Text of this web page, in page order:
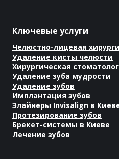
Ключевые услуги
Челюстно-лицевая
Удаление кисты челюсти
Хирургическая
Удаление зуба мудрости
Удаление зубов
Имплантация зубов
Элайнеры Invisalign в
Протезирование зубов
Брекет-системы в Киеве
Лечение зубов